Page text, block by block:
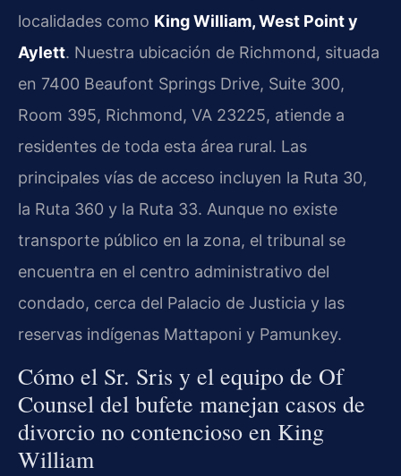
localidades como King William, West Point y
Aylett. Nuestra ubicación de Richmond, situada
en 7400 Beaufont Springs Drive, Suite 300,
Room 395, Richmond, VA 23225, atiende a
residentes de toda esta área rural. Las
principales vías de acceso incluyen la Ruta 30,
la Ruta 360 y la Ruta 33. Aunque no existe
transporte público en la zona, el tribunal se
encuentra en el centro administrativo del
condado, cerca del Palacio de Justicia y las
reservas indígenas Mattaponi y Pamunkey.
Cómo el Sr. Sris y el equipo de Of
Counsel del bufete manejan casos de
divorcio no contencioso en King
William